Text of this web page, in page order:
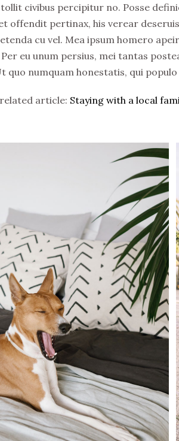
civibus percipitur no. Posse
offendit pertinax, his verear
cu vel. Mea ipsum homero
eu unum persius, mei tantas
quo numquam honestatis, qui
article: Staying with a local